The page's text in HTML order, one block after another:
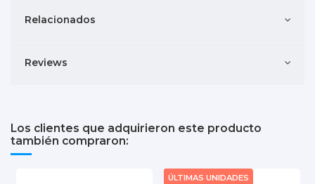
Relacionados
Reviews
Los clientes que adquirieron este producto
también compraron:
TOP VENTAS
ÚLTIMAS UNIDADES